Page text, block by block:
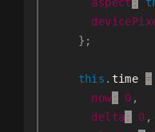
} ;
this . time =
now: 0 ,
delta: 0 ,